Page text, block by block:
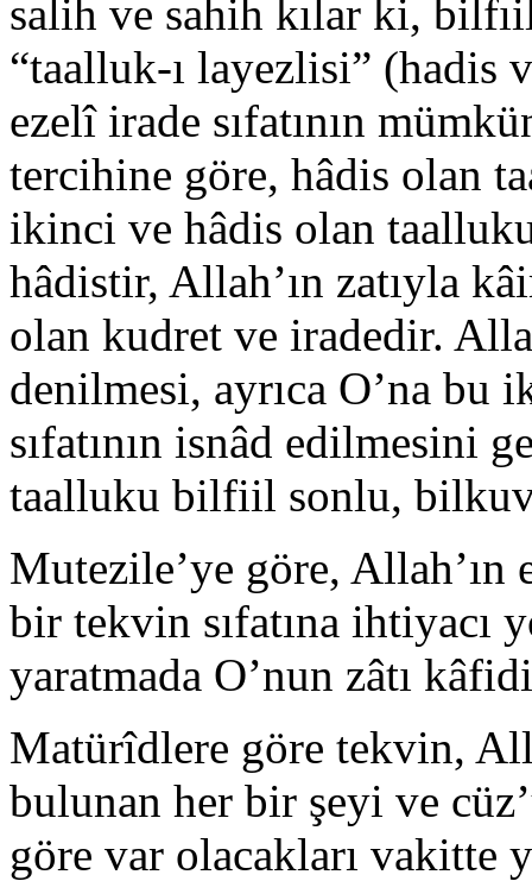
salih ve sahih kılar ki,
“taalluk-ı layezlisi” (hadis
ezelî irade sıfatının
tercihine göre, hâdis olan
ikinci ve hâdis olan
hâdistir, Allah’ın zatıyla
olan kudret ve iradedir.
denilmesi, ayrıca O’na bu
sıfatının isnâd edilmesini
taalluku bilfiil sonlu,
Mutezile’ye göre, Allah’ın
bir tekvin sıfatına ihtiyacı
yaratmada O’nun zâtı
Matürîdlere göre tekvin,
bulunan her bir şeyi ve
göre var olacakları vakitte